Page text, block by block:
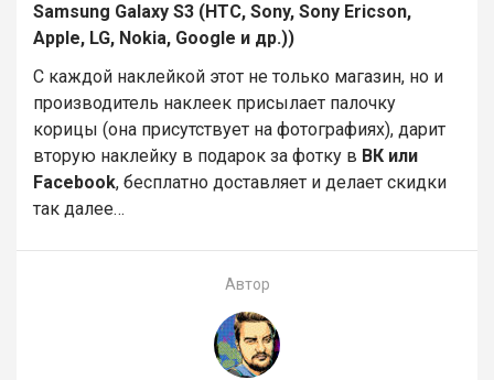
Samsung Galaxy S3 (HTC, Sony, Sony Ericson,
Apple, LG, Nokia, Google и др.))
С каждой наклейкой этот не только магазин, но и
производитель наклеек присылает палочку
корицы (она присутствует на фотографиях), дарит
вторую наклейку в подарок за фотку в ВК или
Facebook, бесплатно доставляет и делает скидки
так далее…
Автор